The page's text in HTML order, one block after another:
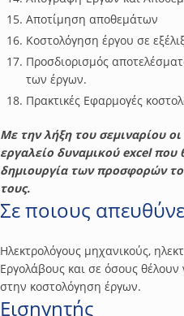
Αποτίμηση αποθεμάτων
Κοστολόγηση έργου σε
Προσδιορισμός
των έργων.
Πρακτικές Εφαρμογές
Με την λήξη του σεμιναρίου
εργαλείο δυναμικού excel που
δημιουργία των προσφορών
τους.
Σε ποιους
Ηλεκτρολόγους μηχανικούς,
Εργολάβους και σε όσους
στην κοστολόγηση έργων.
Εισηγητής